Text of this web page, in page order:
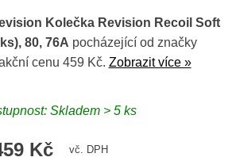
Kolečka Revision Recoil Soft
80, 76A pocházející od značky
cenu 459 Kč. Zobrazit více »
Skladem > 5 ks
Kč vč. DPH